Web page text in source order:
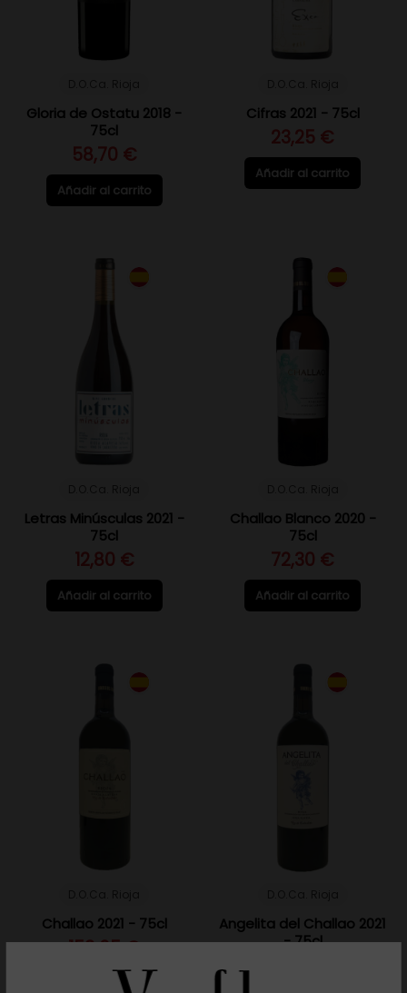
Gloria de Ostatu 2018 -
75cl
58,70 €
Añadir al carrito
Cifras 2021 - 75cl
23,25 €
Añadir al carrito
Letras Minúsculas 2021 -
75cl
12,80 €
Añadir al carrito
Challao Blanco 2020 -
75cl
72,30 €
Añadir al carrito
Challao 2021 - 75cl
158,65 €
Añadir al carrito
Angelita del Challao 2021
- 75cl